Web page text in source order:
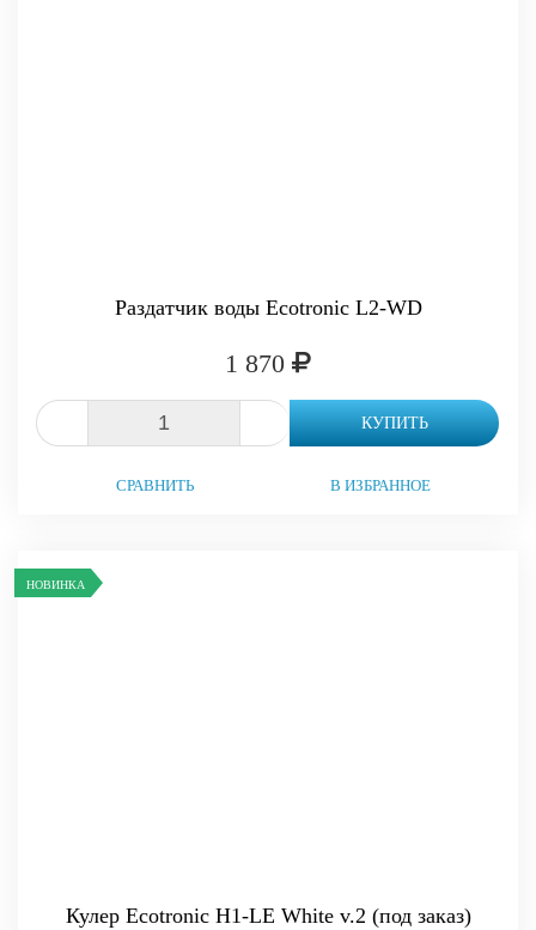
Раздатчик воды Ecotronic L2-WD
1 870
КУПИТЬ
СРАВНИТЬ В ИЗБРАННОЕ
НОВИНКА
Кулер Ecotronic H1-LE White v.2 (под заказ)